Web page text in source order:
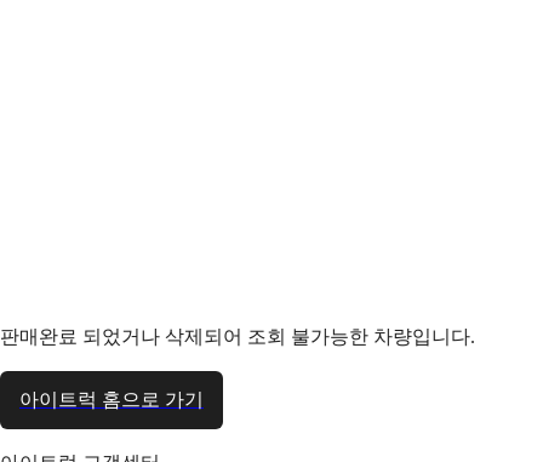
판매완료 되었거나 삭제되어 조회 불가능한 차량입니다.
아이트럭 홈으로 가기